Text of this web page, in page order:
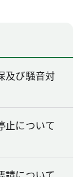
及び騒音対
止について